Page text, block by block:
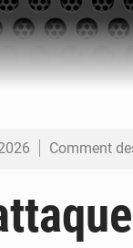
Comment des
Shadary et